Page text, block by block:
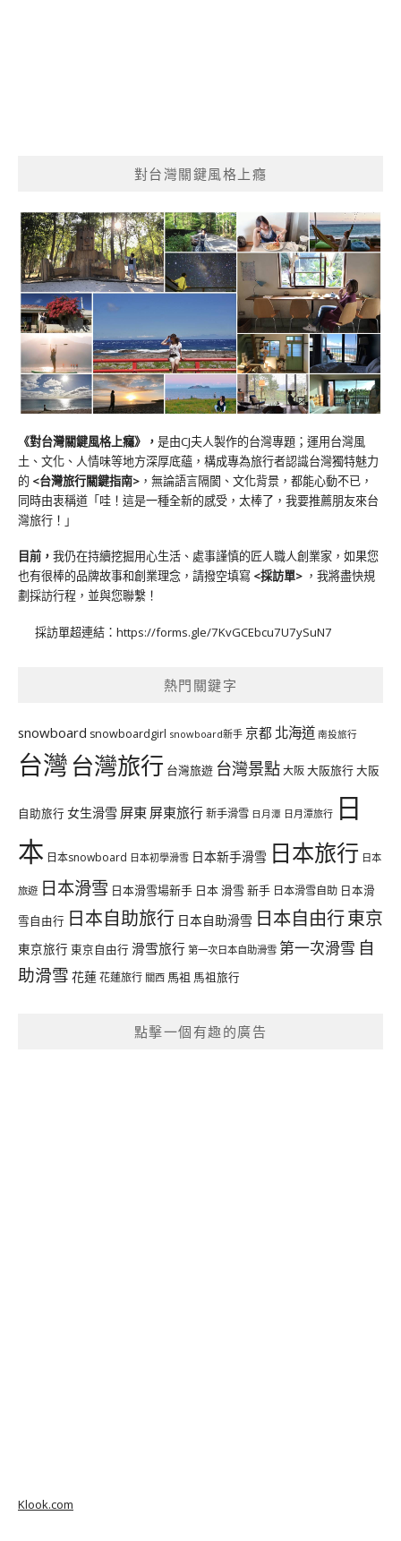
對台灣關鍵風格上癮
《對台灣關鍵風格上癮》 ， 是由CJ夫人製作的台灣專題；運用台灣風
土、文化、人情味等地方深厚底蘊，構成專為旅行者認識台灣獨特魅力
的 <台灣旅行關鍵指南> ，無論語言隔閡、文化背景，都能心動不已，
同時由衷稱道「哇！這是一種全新的感受，太棒了，我要推薦朋友來台
灣旅行！」
目前， 我仍在持續挖掘用心生活、處事謹慎的匠人職人創業家，如果您
也有很棒的品牌故事和創業理念，請撥空填寫 <採訪單> ，我將盡快規
劃採訪行程，並與您聯繫！
採訪單超連結： https://forms.gle/7KvGCEbcu7U7ySuN7
熱門關鍵字
snowboard snowboardgirl snowboard新手 京都 北海道 南投旅行
台灣台灣旅行 台灣旅遊 台灣景點大阪大阪旅行大阪
自助旅行 女生滑雪 屏東 屏東旅行新手滑雪 日月潭 日月潭旅行 日
本 日本snowboard 日本初學滑雪 日本新手滑雪 日本旅行 日本
旅遊 日本滑雪 日本滑雪場新手 日本 滑雪 新手 日本滑雪自助 日本滑
雪自由行 日本自助旅行 日本自助滑雪 日本自由行東京
東京旅行 東京自由行 滑雪旅行 第一次日本自助滑雪 第一次滑雪 自
助滑雪 花蓮花蓮旅行 關西 馬祖 馬祖旅行
點擊一個有趣的廣告
Klook.com